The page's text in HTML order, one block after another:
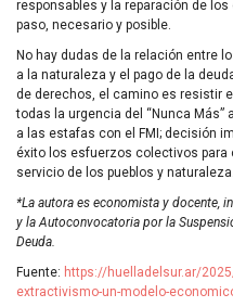
responsables y la reparación de
paso, necesario y posible.
No hay dudas de la relación entre
a la naturaleza y el pago de la
de derechos, el camino es resistir
todas la urgencia del “Nunca
a las estafas con el FMI; decisión
éxito los esfuerzos colectivos para
servicio de los pueblos y naturaleza.
*La autora es economista y docente,
y la Autoconvocatoria por la
Deuda.
Fuente: https://huelladelsur.ar/
extractivismo-un-modelo-